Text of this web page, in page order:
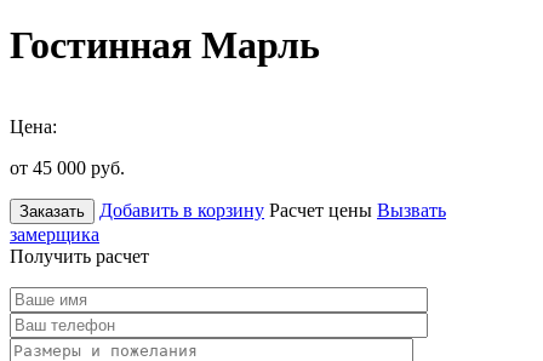
Гостинная Марль
Цена:
от 45 000 руб.
Заказать Добавить в корзину Расчет цены Вызвать
замерщика
Получить расчет